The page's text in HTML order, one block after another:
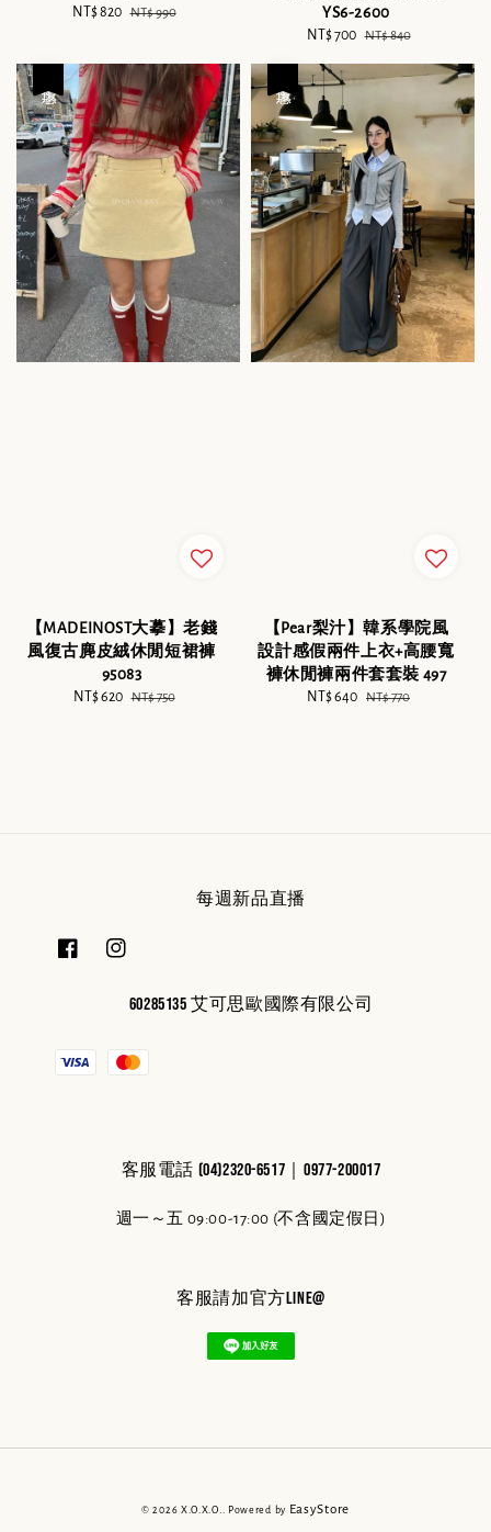
Sale
NT$ 820 Regular
NT$ 990
YS6-2600
Sale
NT$ 700 Regular
NT$ 840
【MADEINOST大摹】老錢
風復古麂皮絨休閒短裙褲
95083
Sale
NT$ 620 Regular
NT$ 750
【Pear梨汁】韓系學院風
設計感假兩件上衣+高腰寬
褲休閒褲兩件套套裝 497
Sale
NT$ 640 Regular
NT$ 770
每週新品直播
60285135 艾可思歐國際有限公司
客服電話 (04)2320-6517｜0977-200017
週一～五 09:00-17:00 (不含國定假日)
客服請加官方line@
© 2026 X.O.X.O.. Powered by EasyStore